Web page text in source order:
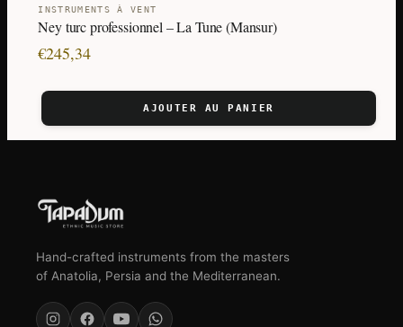
INSTRUMENTS À VENT
Ney turc professionnel – La Tune (Mansur)
€245,34
AJOUTER AU PANIER
Hand-crafted instruments from the masters
of Anatolia, Persia and the Mediterranean.